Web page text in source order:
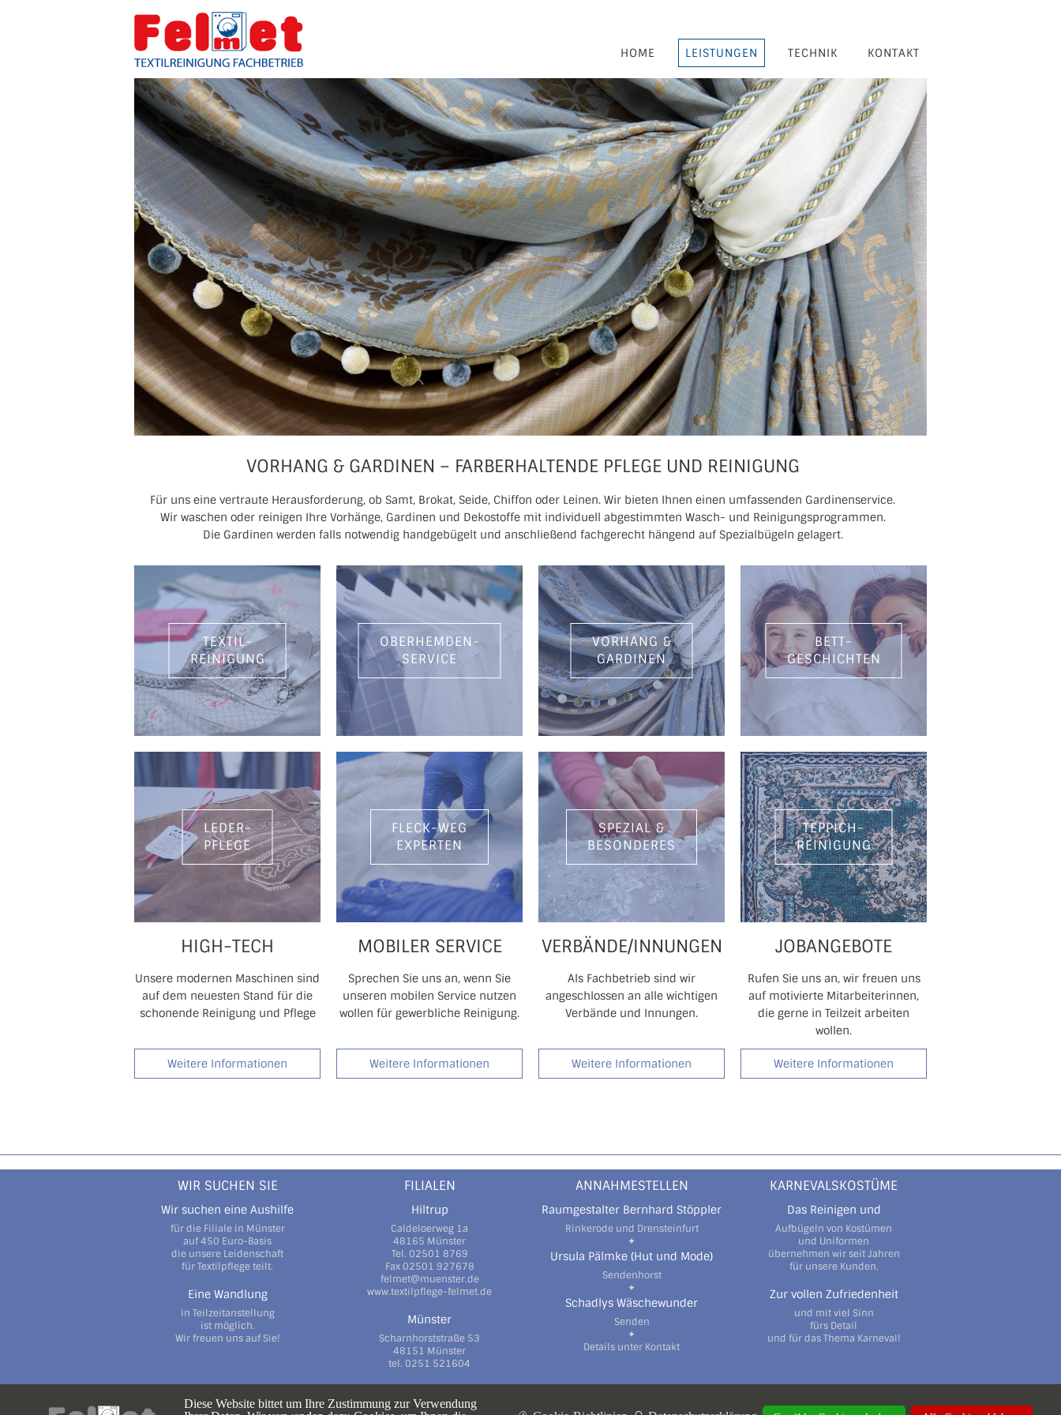
Diese Website bittet um Ihre Zustimmung zur Verwendung
HOME LEISTUNGEN TECHNIK KONTAKT
VORHANG & GARDINEN – FARBERHALTENDE PFLEGE UND REINIGUNG
Für uns eine vertraute Herausforderung, ob Samt, Brokat, Seide, Chiffon oder Leinen. Wir bieten Ihnen einen umfassenden Gardinenservice.
Wir waschen oder reinigen Ihre Vorhänge, Gardinen und Dekostoffe mit individuell abgestimmten Wasch- und Reinigungsprogrammen.
Die Gardinen werden falls notwendig handgebügelt und anschließend fachgerecht hängend auf Spezialbügeln gelagert.
TEXTIL-
REINIGUNG
OBERHEMDEN-
SERVICE
VORHANG &
GARDINEN
BETT-
GESCHICHTEN
LEDER-
PFLEGE
FLECK-WEG
EXPERTEN
SPEZIAL &
BESONDERES
TEPPICH-
REINIGUNG
HIGH-TECH
Unsere modernen Maschinen sind
auf dem neuesten Stand für die
schonende Reinigung und Pflege
Weitere Informationen
MOBILER SERVICE
Sprechen Sie uns an, wenn Sie
unseren mobilen Service nutzen
wollen für gewerbliche Reinigung.
Weitere Informationen
VERBÄNDE/INNUNGEN
Als Fachbetrieb sind wir
angeschlossen an alle wichtigen
Verbände und Innungen.
Weitere Informationen
JOBANGEBOTE
Rufen Sie uns an, wir freuen uns
auf motivierte Mitarbeiterinnen,
die gerne in Teilzeit arbeiten
wollen.
Weitere Informationen
WIR SUCHEN SIE
Wir suchen eine Aushilfe
für die Filiale in Münster
auf 450 Euro-Basis
die unsere Leidenschaft
für Textilpflege teilt.
Eine Wandlung
in Teilzeitanstellung
ist möglich.
Wir freuen uns auf Sie!
FILIALEN
Hiltrup
Caldeloerweg 1a
48165 Münster
Tel. 02501 8769
Fax 02501 927678
felmet@muenster.de
www.textilpflege-felmet.de
Münster
Scharnhorststraße 53
48151 Münster
tel. 0251 521604
ANNAHMESTELLEN
Raumgestalter Bernhard Stöppler
Rinkerode und Drensteinfurt
✦
Ursula Pälmke (Hut und Mode)
Sendenhorst
✦
Schadlys Wäschewunder
Senden
✦
Details unter Kontakt
KARNEVALSKOSTÜME
Das Reinigen und
Aufbügeln von Kostümen
und Uniformen
übernehmen wir seit Jahren
für unsere Kunden.
Zur vollen Zufriedenheit
und mit viel Sinn
fürs Detail
und für das Thema Karneval!